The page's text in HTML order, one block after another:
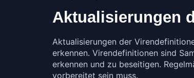
Aktualisierungen
Aktualisierungen der
erkennen. Virendefinitionen sind
erkennen und zu beseitigen.
vorbereitet sein muss.